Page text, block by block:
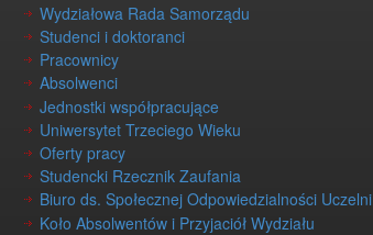
Wydziałowa Rada Samorządu
Studenci i doktoranci
Pracownicy
Absolwenci
Jednostki współpracujące
Uniwersytet Trzeciego Wieku
Oferty pracy
Studencki Rzecznik Zaufania
Biuro ds. Społecznej Odpowiedzialności Uczelni
Koło Absolwentów i Przyjaciół Wydziału